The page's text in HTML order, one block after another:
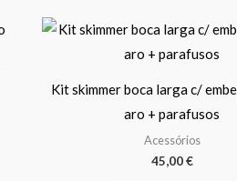
Kit skimmer boca larga c/
aro + parafusos
Acessórios
45,00€